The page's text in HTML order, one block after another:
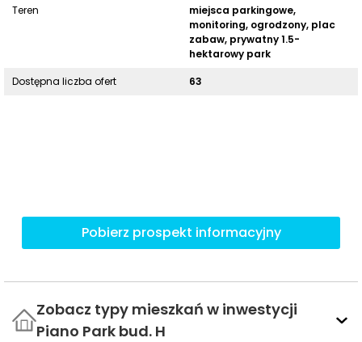
Teren
miejsca parkingowe,
monitoring, ogrodzony, plac
zabaw, prywatny 1.5-
hektarowy park
Dostępna liczba ofert
63
Pobierz prospekt informacyjny
Zobacz typy mieszkań w inwestycji
Piano Park bud. H